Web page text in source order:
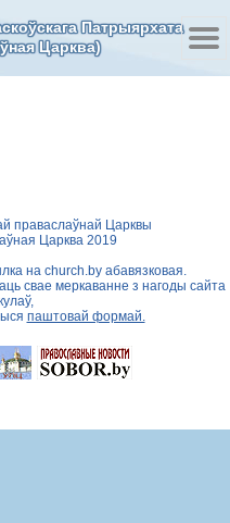
Патрыярхата
Царква)
праваслаўнай Царквы
Царква 2019
на church.by абавязковая.
свае меркаванне з нагоды сайта
паштовай формай.